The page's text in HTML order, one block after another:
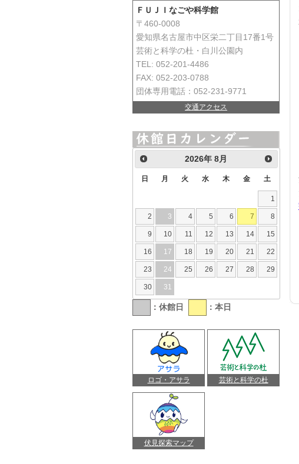
ＦＵＪＩなごや科学館
〒460-0008
愛知県名古屋市中区栄二丁目17番1号
芸術と科学の杜・白川公園内
TEL: 052-201-4486
FAX: 052-203-0788
団体専用電話：052-231-9771
交通アクセス
2026年8月
日 月 火 水 木 金 土
1
2 3 4 5 6 7 8
9 10 11 12 13 14 15
16 17 18 19 20 21 22
23 24 25 26 27 28 29
30 31
：休館日 ：本日
ロゴ・アサラ 芸術と科学の杜
伏見探索マップ